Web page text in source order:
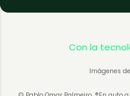
Con la
Imágenes